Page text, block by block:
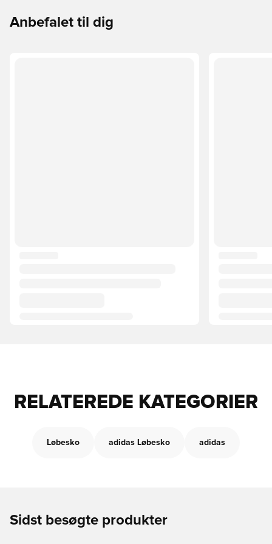
Anbefalet til dig
RELATEREDE KATEGORIER
Løbesko adidas Løbesko adidas
Sidst besøgte produkter